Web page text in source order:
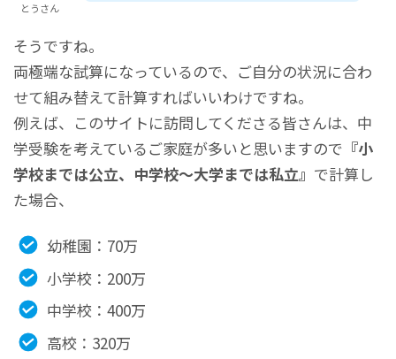
とうさん
そうですね。
両極端な試算になっているので、ご自分の状況に合わ
せて組み替えて計算すればいいわけですね。
例えば、このサイトに訪問してくださる皆さんは、中
学受験を考えているご家庭が多いと思いますので 『小
学校までは公立、中学校～大学までは私立』 で計算し
た場合、
幼稚園：70万
小学校：200万
中学校：400万
高校：320万